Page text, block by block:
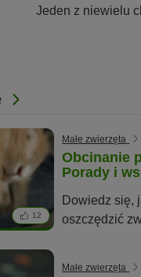
Jeden z niewielu
12
Małe zwierzęta
Obcinanie
Porady i
Dowiedz się,
oszczędzić
Małe zwierzęta